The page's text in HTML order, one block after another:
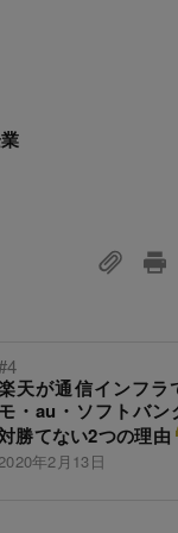
天が通信インフラ
モ・au・ソフトバン
勝てない2つの理由
年2月13日